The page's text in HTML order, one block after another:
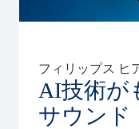
フィリップス ヒ
AI技術が
サウンド